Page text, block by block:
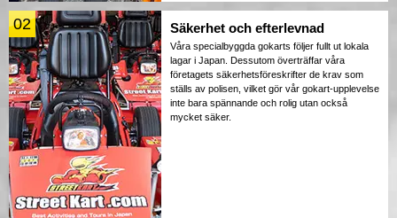
02 Säkerhet och efterlevnad
Våra specialbyggda gokarts följer fullt ut lokala
lagar i Japan. Dessutom överträffar våra
företagets säkerhetsföreskrifter de krav som
ställs av polisen, vilket gör vår gokart-upplevelse
inte bara spännande och rolig utan också
mycket säker.